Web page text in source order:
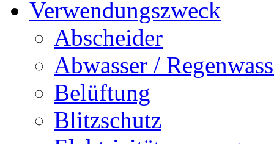
Verwendungszweck
Abscheider
Abwasser /
Belüftung
Blitzschutz